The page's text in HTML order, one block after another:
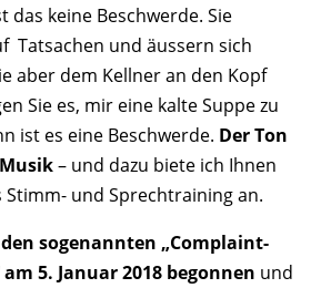
das keine Beschwerde. Sie
Tatsachen und äussern sich
aber dem Kellner an den Kopf
Sie es, mir eine kalte Suppe zu
ist es eine Beschwerde. Der Ton
– und dazu biete ich Ihnen
und Sprechtraining an.
sogenannten „Complaint-
5. Januar 2018 begonnen und